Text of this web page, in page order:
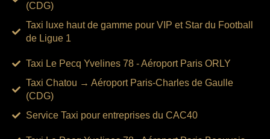
(CDG)
Taxi luxe haut de gamme pour VIP et Star du Football
de Ligue 1
Taxi Le Pecq Yvelines 78 - Aéroport Paris ORLY
Taxi Chatou → Aéroport Paris-Charles de Gaulle
(CDG)
Service Taxi pour entreprises du CAC40